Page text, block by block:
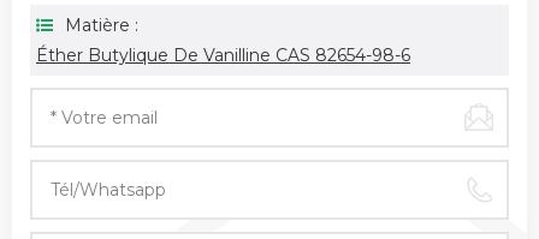
Matière :
Éther Butylique De Vanilline CAS 82654-98-6